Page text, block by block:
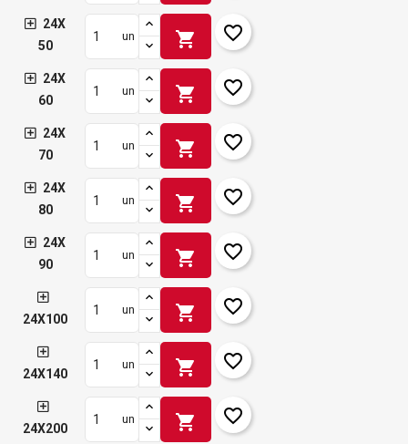
24X
50
un shopping_cart favorite_border
24X
60
un shopping_cart favorite_border
24X
70
un shopping_cart favorite_border
24X
80
un shopping_cart favorite_border
24X
90
un shopping_cart favorite_border
24X100
un shopping_cart favorite_border
24X140
un shopping_cart favorite_border
24X200
un shopping_cart favorite_border